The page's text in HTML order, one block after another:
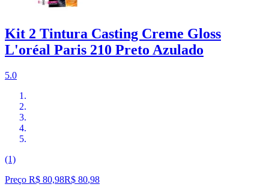
Kit 2 Tintura Casting Creme Gloss
L'oréal Paris 210 Preto Azulado
5.0
(1)
Preço R$ 80,98R$ 80,98